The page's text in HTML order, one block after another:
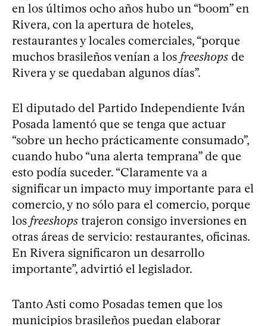
en los últimos ocho años hubo un “boom” en
Rivera, con la apertura de hoteles,
restaurantes y locales comerciales, “porque
muchos brasileños venían a los freeshops de
Rivera y se quedaban algunos días”.
El diputado del Partido Independiente Iván
Posada lamentó que se tenga que actuar
“sobre un hecho prácticamente consumado”,
cuando hubo “una alerta temprana” de que
esto podía suceder. “Claramente va a
significar un impacto muy importante para el
comercio, y no sólo para el comercio, porque
los freeshops trajeron consigo inversiones en
otras áreas de servicio: restaurantes, oficinas.
En Rivera significaron un desarrollo
importante”, advirtió el legislador.
Tanto Asti como Posadas temen que los
municipios brasileños puedan elaborar